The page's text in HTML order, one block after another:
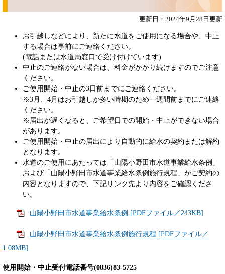
更新日：2024年9月28日更新
お引越しなどにより、新たに水道をご使用になる場合や、中止
する場合は事前にご連絡ください。
(電話または水道局窓口で受け付けています)
中止のご連絡がない場合は、料金がかかり続けますのでご注意
ください。
ご使用開始・中止の3日前までにご連絡ください。
※3月、4月はお引越しが多い時期のため一週間前までにご連絡
ください。
※届出が遅くなると、ご希望日での開始・中止ができない場合
があります。
ご使用開始・中止の届出により自動的に給水の契約または解約
となります。
水道のご使用にあたっては「山陽小野田市水道事業給水条例」
および「山陽小野田市水道事業給水条例施行規程」がご契約の
内容となりますので、下記リンク先より内容をご確認くださ
い。
山陽小野田市水道事業給水条例 [PDFファイル／243KB]
山陽小野田市水道事業給水条例施行規程 [PDFファイル／
1.08MB]
使用開始・中止受付電話番号(0836)83-5725